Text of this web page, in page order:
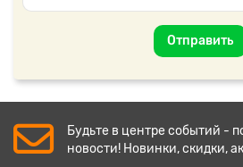
Отправить
Будьте в центре событий -
новости! Новинки, скидки,